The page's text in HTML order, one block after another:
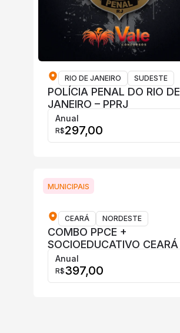
RIO DE JANEIRO SUDESTE
POLÍCIA PENAL DO RIO DE
JANEIRO – PPRJ
Anual
R$297,00
MUNICIPAIS
CEARÁ NORDESTE
COMBO PPCE +
SOCIOEDUCATIVO CEARÁ
Anual
R$397,00